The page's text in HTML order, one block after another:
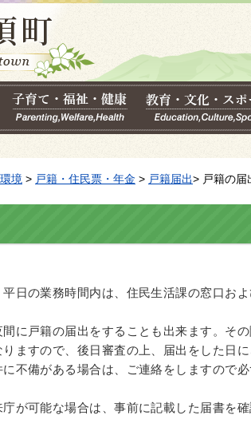
境 > 戸籍・住民票・年金 > 戸籍届出> 戸籍の届
平日の業務時間内は、住民生活課の窓口お
間に戸籍の届出をすることも出来ます。そ
ますので、後日審査の上、届出をした日
不備がある場合は、ご連絡をしますので
が可能な場合は、事前に記載した届書を